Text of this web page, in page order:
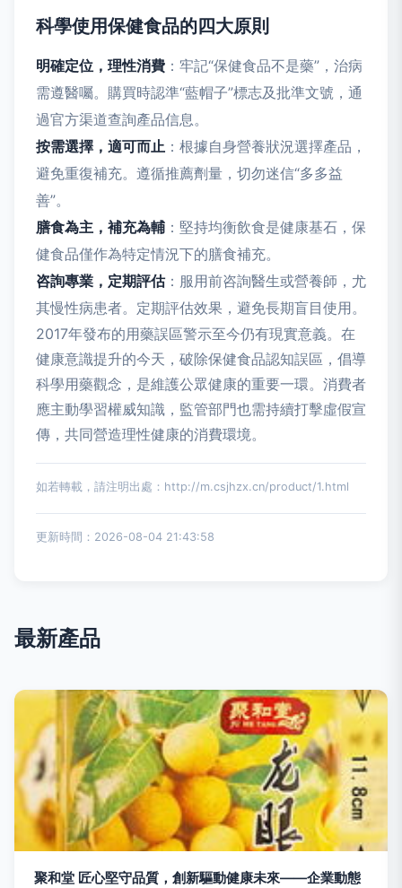
科學使用保健食品的四大原則
明確定位，理性消費 ：牢記“保健食品不是藥”，治病
需遵醫囑。購買時認準“藍帽子”標志及批準文號，通
過官方渠道查詢產品信息。
按需選擇，適可而止 ：根據自身營養狀況選擇產品，
避免重復補充。遵循推薦劑量，切勿迷信“多多益
善”。
膳食為主，補充為輔 ：堅持均衡飲食是健康基石，保
健食品僅作為特定情況下的膳食補充。
咨詢專業，定期評估：服用前咨詢醫生或營養師，尤
其慢性病患者。定期評估效果，避免長期盲目使用。
2017年發布的用藥誤區警示至今仍有現實意義。在
健康意識提升的今天，破除保健食品認知誤區，倡導
科學用藥觀念，是維護公眾健康的重要一環。消費者
應主動學習權威知識，監管部門也需持續打擊虛假宣
傳，共同營造理性健康的消費環境。
如若轉載，請注明出處：http://m.csjhzx.cn/product/1.html
更新時間：2026-08-04 21:43:58
最新產品
聚和堂 匠心堅守品質，創新驅動健康未來——企業動態